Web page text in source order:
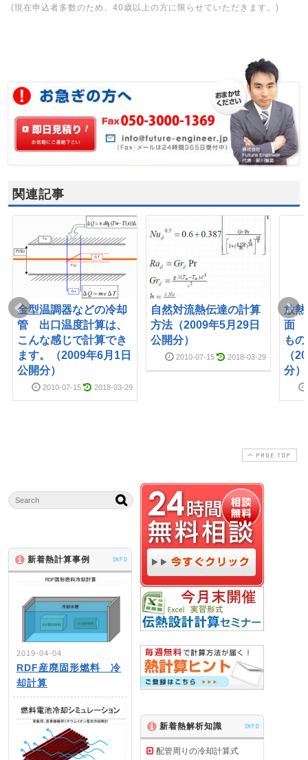
(現在申込者多数のため、40歳以上の方に限らせていただきます。)
関連記事
金型温調器などの冷却
管 出口温度計算は、
こんな感じで計算でき
ます。（2009年6月1日
公開分）
2010-07-15 2018-03-29
自然対流熱伝達の計算
方法（2009年5月29日
公開分）
2010-07-15 2018-03-29
放
面
も
（
分）
PAGE TOP
新着熱計算事例 INFO
2019-04-04
RDF産廃固形燃料 冷
却計算
新着熱解析知識 INFO
配管周りの冷却計算式